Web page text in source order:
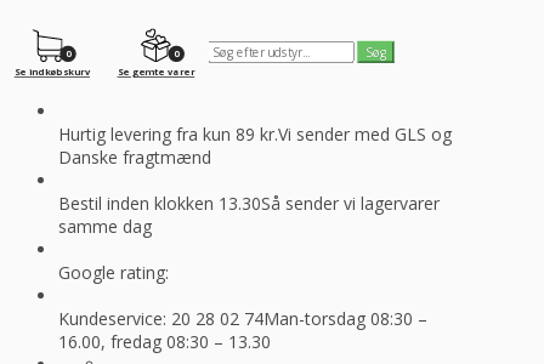
0
Se gemte varer
0
Se indkøbskurv
Hurtig levering fra kun 89 kr.Vi sender med GLS og
Danske fragtmænd
Bestil inden klokken 13.30Så sender vi lagervarer
samme dag
Google rating:
Kundeservice: 20 28 02 74Man-torsdag 08:30 –
16.00, fredag 08:30 – 13.30